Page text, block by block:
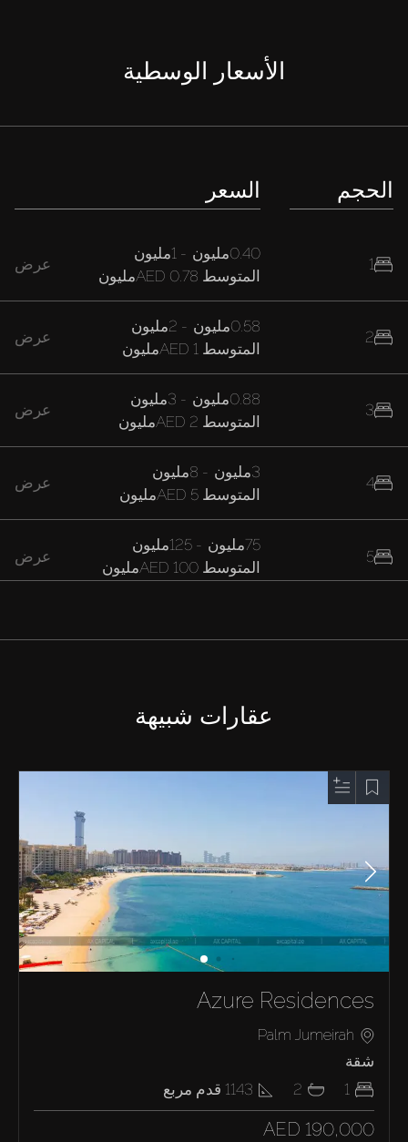
الأسعار الوسطية
الحجم
1
2
3
4
5
السعر
0.40مليون -
المتوسط
عرض
0.58مليون -
المتوسط
عرض
0.88مليون -
المتوسط
عرض
3مليون -
المتوسط
عرض
75مليون -
المتوسط
عرض
عقارات شبيهة
Azure Residences
Palm Jumeirah
شقة
1
2
1143 قدم مربع
AED 190,000